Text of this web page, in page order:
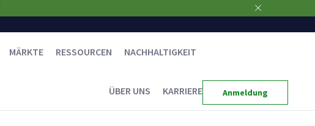
MÄRKTE RESSOURCEN NACHHALTIGKEIT
ÜBER UNS KARRIERE Anmeldung